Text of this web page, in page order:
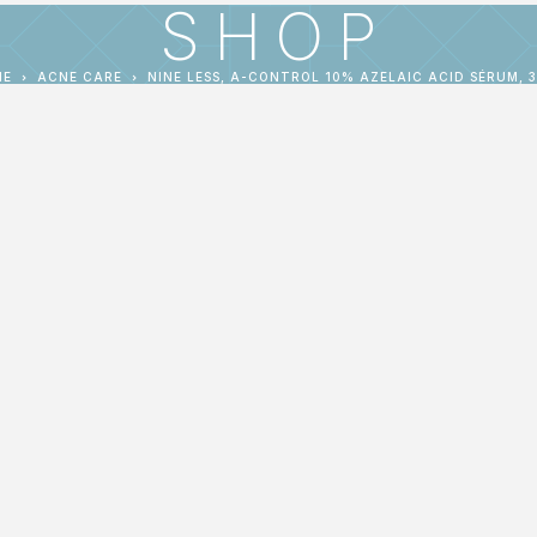
SHOP
ACNE CARE NINE LESS, A-CONTROL 10% AZELAIC ACID SÉRUM,